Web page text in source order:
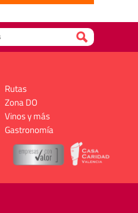
Rutas
Zona DO
Vinos y más
Gastronomía